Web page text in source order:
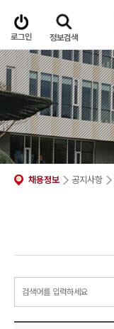
로그인 정보검색
채용정보 공지사항